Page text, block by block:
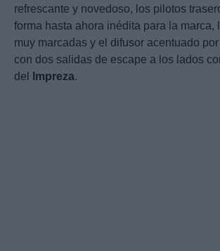
refrescante y novedoso, los pilotos
forma hasta ahora inédita para la marca,
muy marcadas y el difusor acentuado
con dos salidas de escape a los lados
del
Impreza.